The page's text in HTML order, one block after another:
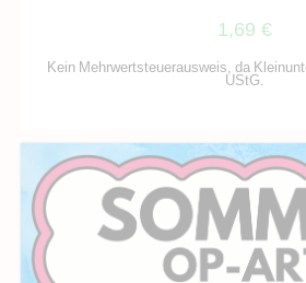
1,69 €
Kein Mehrwertsteuerausweis, da
UStG.